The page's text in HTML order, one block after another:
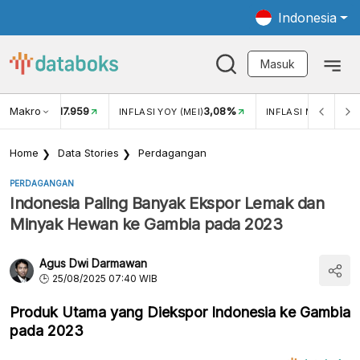
Indonesia
Masuk
Makro
USD/IDR 17.959 INFLASI YOY (MEI)3,08% INFLASI MOM (MEI)
Home Data Stories Perdagangan
PERDAGANGAN
Indonesia Paling Banyak Ekspor Lemak dan
Minyak Hewan ke Gambia pada 2023
Agus Dwi Darmawan
25/08/2025 07:40 WIB
Produk Utama yang Diekspor Indonesia ke Gambia
pada 2023